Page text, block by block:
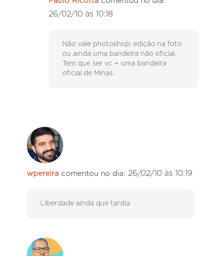
26/02/10 às 10:18
Não vale photoshop, edição na foto
ou ainda uma bandeira não oficial.
Tem que ser vc + uma bandeira
oficial de Minas.
wpereira comentou no dia: 26/02/10 às 10:19
Liberdade ainda que tardia